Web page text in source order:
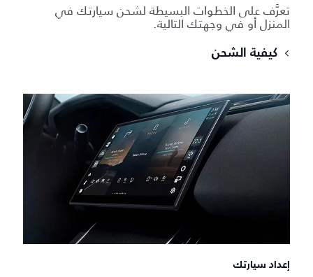
تعرَّف على الخطوات البسيطة لشحن سيارتك في
المنزل أو في وجهتك التالية.
كيفية الشحن
إعداد سيارتك